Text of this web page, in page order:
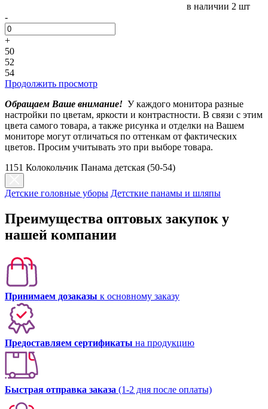
в наличии 2 шт
-
+
50
52
54
Продолжить просмотр
Обращаем Ваше внимание! У каждого монитора разные
настройки по цветам, яркости и контрастности. В связи с этим
цвета самого товара, а также рисунка и отделки на Вашем
мониторе могут отличаться по оттенкам от фактических
цветов. Просим учитывать это при выборе товара.
1151 Колокольчик Панама детская (50-54)
Детские головные уборы Детсткие панамы и шляпы
Преимущества оптовых закупок у
нашей компании
Принимаем дозаказы к основному заказу
Предоставляем сертификаты на продукцию
Быстрая отправка заказа (1-2 дня после оплаты)